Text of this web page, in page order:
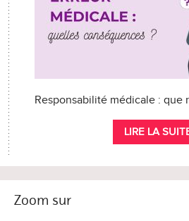
Responsabilité médicale : que
LIRE LA
Zoom sur